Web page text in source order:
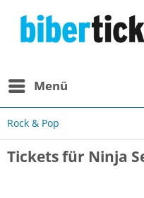
Menü
Rock & Pop
Tickets für Ninja